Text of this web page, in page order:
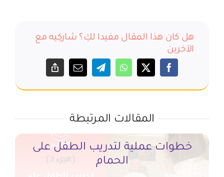
هل كان هذا المقال مفيدا لكِ؟ شاركِيه مع
الآخرين
المقالات المرتبطة
خطوات عملية لتدريب الطفل على
الحمام